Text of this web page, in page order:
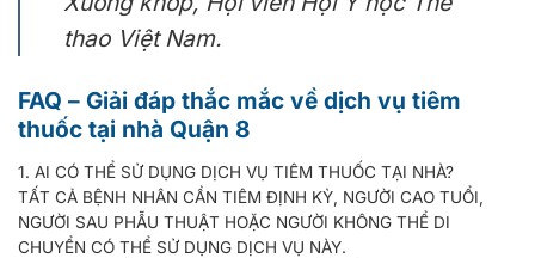
thao Việt Nam.
FAQ – Giải đáp thắc mắc về dịch vụ tiêm
thuốc tại nhà Quận 8
1. AI CÓ THỂ SỬ DỤNG DỊCH VỤ TIÊM THUỐC TẠI NHÀ?
TẤT CẢ BỆNH NHÂN CẦN TIÊM ĐỊNH KỲ, NGƯỜI CAO TUỔI,
NGƯỜI SAU PHẪU THUẬT HOẶC NGƯỜI KHÔNG THỂ DI
CHUYỂN CÓ THỂ SỬ DỤNG DỊCH VỤ NÀY.